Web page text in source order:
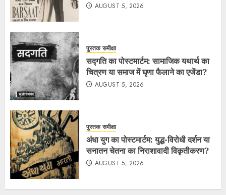
AUGUST 5, 2026
पुस्तक समीक्षा
सद्गति का पोस्टमार्टम: सामाजिक यथार्थ का
चित्रण या समाज में घृणा फैलाने का एजेंडा?
AUGUST 5, 2026
पुस्तक समीक्षा
अंधा युग का पोस्टमार्टम: युद्ध-विरोधी दर्शन या
सनातन चेतना का निराशावादी विकृतीकरण?
AUGUST 5, 2026